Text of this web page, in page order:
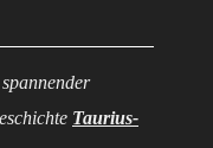
Taurius-